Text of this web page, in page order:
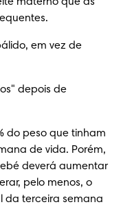
em vez de
depois de
do peso que tinham
de vida. Porém,
deverá aumentar
pelo menos, o
da terceira semana